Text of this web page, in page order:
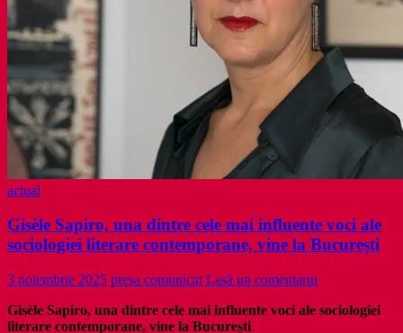
actual
Gisèle Sapiro, una dintre cele mai influente voci ale
sociologiei literare contemporane, vine la București
3 noiembrie 2025 presa comunicat Lasă un comentariu
Gisèle Sapiro, una dintre cele mai influente voci ale sociologiei
literare contemporane, vine la București.